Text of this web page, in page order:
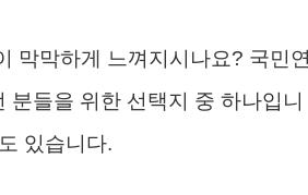
막막하게 느껴지시나요? 국민연
분들을 위한 선택지 중 하나입니
있습니다.